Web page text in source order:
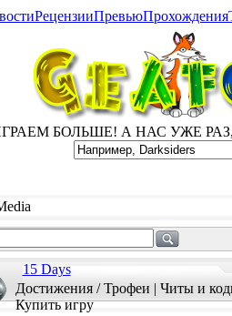
РецензииПревьюПрохождения
БОЛЬШЕ! А НАС УЖЕ РАЗ,
15 Days
Достижения / Трофеи | Читы и
Купить игру